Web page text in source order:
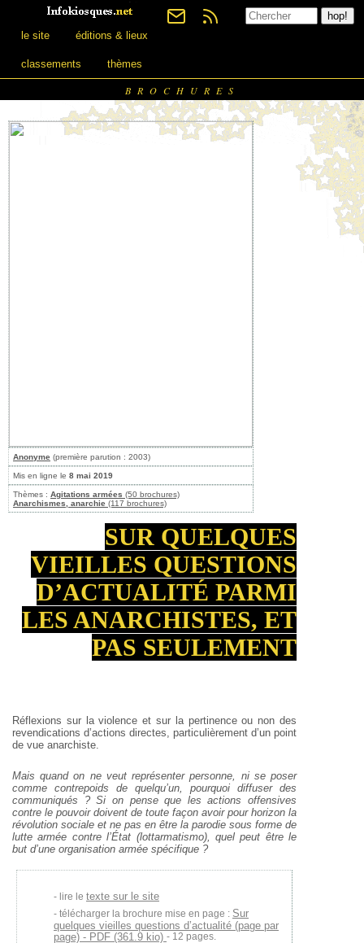
le site éditions & lieux
classements thèmes
BROCHURES
Anonyme (première parution : 2003)
Mis en ligne le 8 mai 2019
Thèmes : Agitations armées (50 brochures)
Anarchismes, anarchie (117 brochures)
SUR QUELQUES
VIEILLES QUESTIONS
D’ACTUALITÉ PARMI
LES ANARCHISTES, ET
PAS SEULEMENT
Réflexions sur la violence et sur la pertinence ou non des
revendications d’actions directes, particulièrement d’un point
de vue anarchiste.
Mais quand on ne veut représenter personne, ni se poser
comme contrepoids de quelqu’un, pourquoi diffuser des
communiqués ? Si on pense que les actions offensives
contre le pouvoir doivent de toute façon avoir pour horizon la
révolution sociale et ne pas en être la parodie sous forme de
lutte armée contre l’État (lottarmatismo), quel peut être le
but d’une organisation armée spécifique ?
lire le texte sur le site
télécharger la brochure mise en page : Sur
quelques vieilles questions d’actualité (page par
page) - PDF (361.9 kio) - 12 pages.